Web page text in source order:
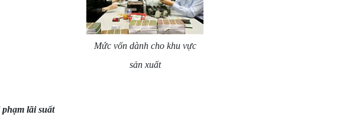
Mức vốn dành cho khu vực
sản xuất
lãi suất